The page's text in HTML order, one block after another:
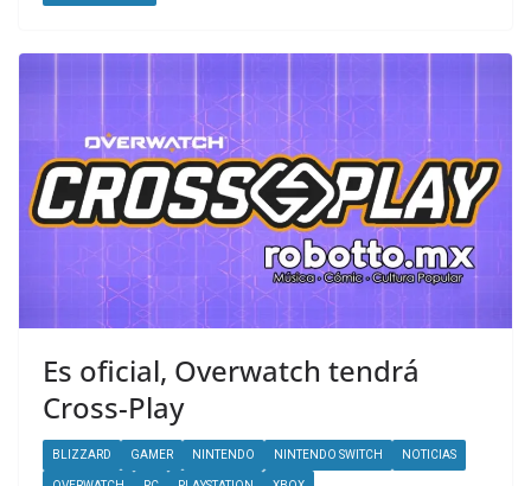
Es oficial, Overwatch tendrá
Cross-Play
BLIZZARD GAMER NINTENDO NINTENDO SWITCH NOTICIAS